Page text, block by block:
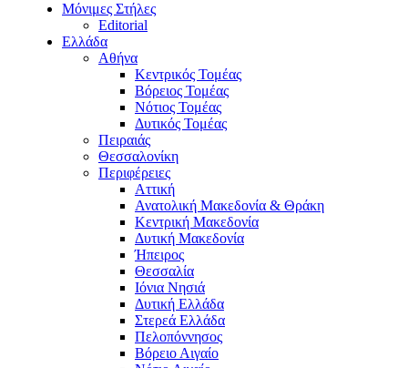
Μόνιμες Στήλες
Editorial
Ελλάδα
Αθήνα
Κεντρικός Τομέας
Βόρειος Τομέας
Νότιος Τομέας
Δυτικός Τομέας
Πειραιάς
Θεσσαλονίκη
Περιφέρειες
Αττική
Ανατολική Μακεδονία & Θράκη
Κεντρική Μακεδονία
Δυτική Μακεδονία
Ήπειρος
Θεσσαλία
Ιόνια Νησιά
Δυτική Ελλάδα
Στερεά Ελλάδα
Πελοπόννησος
Βόρειο Αιγαίο